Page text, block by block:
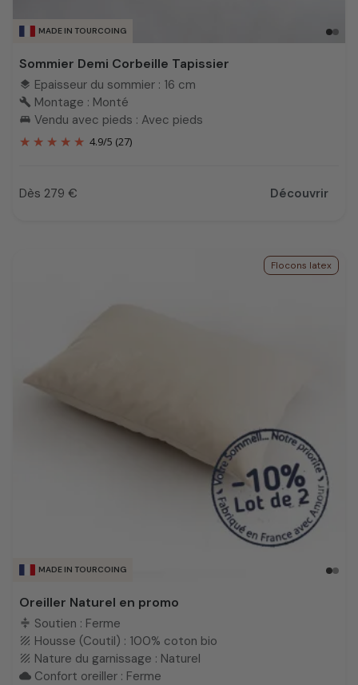
MADE IN TOURCOING
Sommier Demi Corbeille Tapissier
layers Epaisseur du sommier : 16 cm
build Montage : Monté
king_bed Vendu avec pieds : Avec pieds
4.9/5 (27)
Prix
Dès 279 € Découvrir
MADE IN TOURCOING
Flocons latex
Oreiller Naturel en promo
compress Soutien : Ferme
texture Housse (Coutil) : 100% coton bio
texture Nature du garnissage : Naturel
cloud Confort oreiller : Ferme